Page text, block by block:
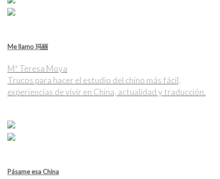
Me llamo 玛丽
Mª Teresa Moya
Trucos para hacer el estudio del chino más fácil,
experiencias de vivir en China, actualidad y traducción.
Pásame esa China